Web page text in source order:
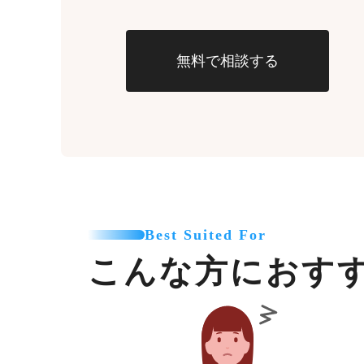
無料で相談する
Best Suited For
こんな方におす